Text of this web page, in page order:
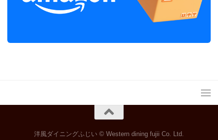
洋風ダイニングふじい © Western dining fujii Co. Ltd.